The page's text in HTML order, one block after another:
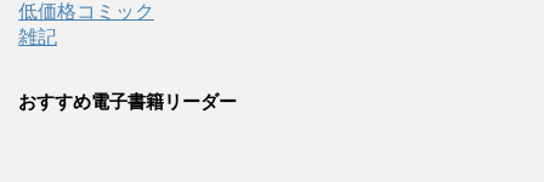
低価格コミック
雑記
おすすめ電子書籍リーダー